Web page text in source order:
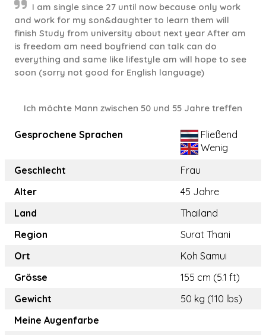
I am single since 27 until now because only work
and work for my son&daughter to learn them will
finish Study from university about next year After am
is freedom am need boyfriend can talk can do
everything and same like lifestyle am will hope to see
soon (sorry not good for English language)
Ich möchte Mann zwischen 50 und 55 Jahre treffen
Gesprochene Sprachen
Fließend
Wenig
Geschlecht
Frau
Alter
45 Jahre
Land
Thailand
Region
Surat Thani
Ort
Koh Samui
Grösse
155 cm (5.1 ft)
Gewicht
50 kg (110 lbs)
Meine Augenfarbe